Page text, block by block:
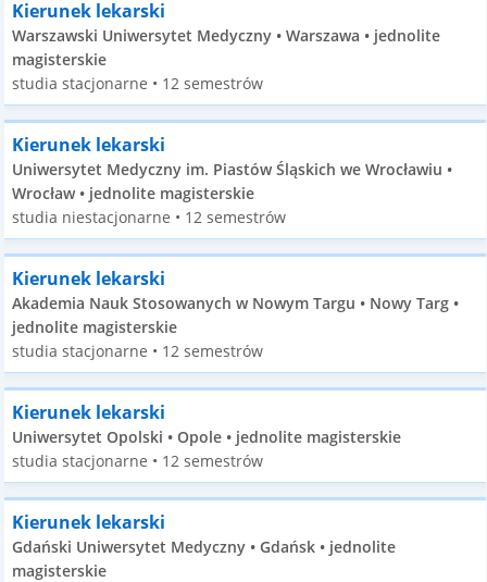
Kierunek lekarski
Warszawski Uniwersytet Medyczny • Warszawa • jednolite
magisterskie
studia stacjonarne • 12 semestrów
Kierunek lekarski
Uniwersytet Medyczny im. Piastów Śląskich we Wrocławiu •
Wrocław • jednolite magisterskie
studia niestacjonarne • 12 semestrów
Kierunek lekarski
Akademia Nauk Stosowanych w Nowym Targu • Nowy Targ •
jednolite magisterskie
studia stacjonarne • 12 semestrów
Kierunek lekarski
Uniwersytet Opolski • Opole • jednolite magisterskie
studia stacjonarne • 12 semestrów
Kierunek lekarski
Gdański Uniwersytet Medyczny • Gdańsk • jednolite
magisterskie